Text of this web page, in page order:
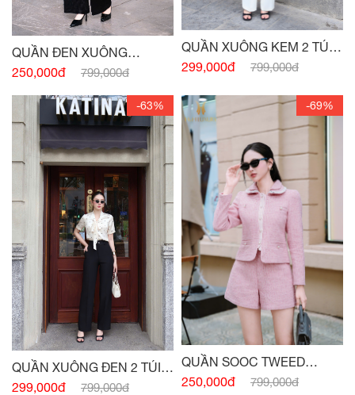
QUẦN ĐEN XUÔNG
NHUNG TĂM
250,000đ 799,000đ
QUẦN XUÔNG KEM 2 TÚI
TRƯỚC
299,000đ 799,000đ
-63%
QUẦN XUÔNG ĐEN 2 TÚI
TRƯỚC
299,000đ 799,000đ
-69%
QUẦN SOOC TWEED
HỒNG
250,000đ 799,000đ